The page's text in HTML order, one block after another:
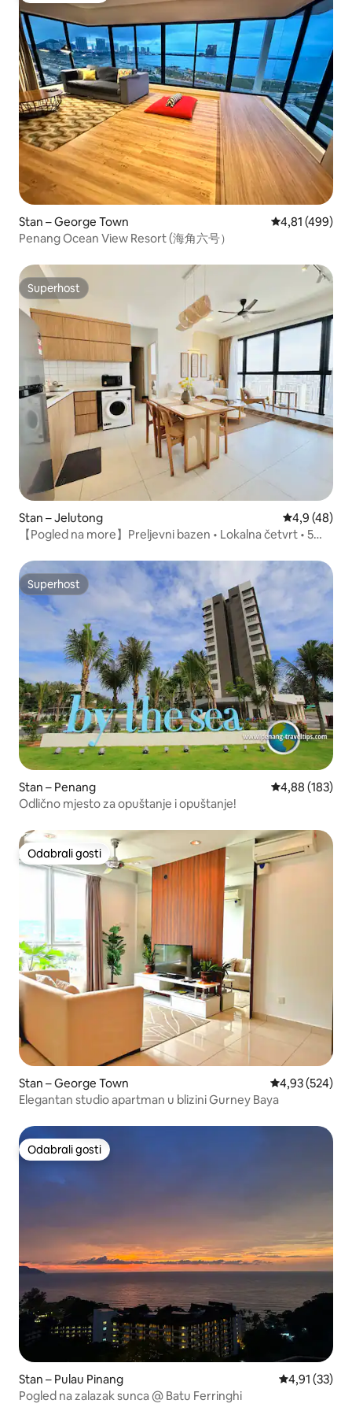
Stan – George Town Prosječna
4,81 (499)
Penang Ocean View Resort (海角六号）
Superhost
Superhost
Stan – Jelutong Prosječna
4,9 (48)
【Pogled na more】Preljevni bazen • Lokalna četvrt • 5
Superhost
Superhost
Stan – Penang Prosječna
4,88 (183)
Odlično mjesto za opuštanje i opuštanje!
Odabrali gosti
Odabrali gosti
Stan – George Town Prosječna
4,93 (524)
Elegantan studio apartman u blizini Gurney Baya
Odabrali gosti
Odabrali gosti
Stan – Pulau Pinang Prosječna
4,91 (33)
Pogled na zalazak sunca @ Batu Ferringhi